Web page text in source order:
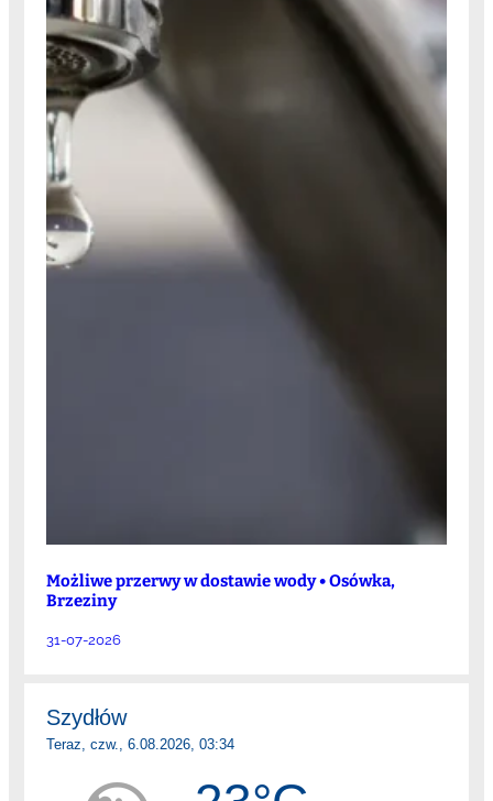
Możliwe przerwy w dostawie wody • Osówka,
Brzeziny
31-07-2026